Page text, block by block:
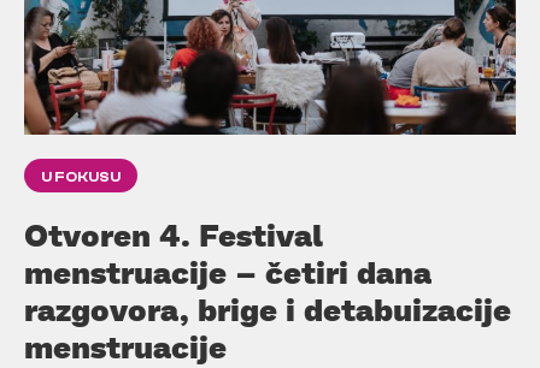
U FOKUSU
Otvoren 4. Festival
menstruacije – četiri dana
razgovora, brige i detabuizacije
menstruacije